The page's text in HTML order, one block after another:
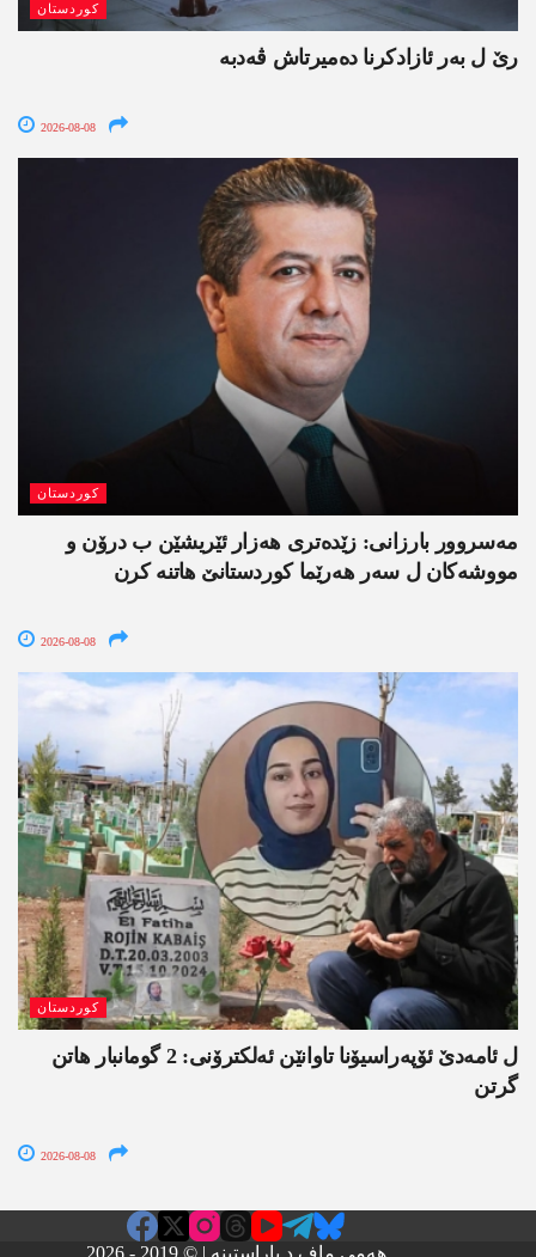
کوردستان
رێ ل بەر ئازادکرنا دەمیرتاش ڤەدبە
2026-08-08
کوردستان
مەسروور بارزانی: زێدەتری ھەزار ئێریشێن ب درۆن و
مووشەکان ل سەر ھەرێما کوردستانێ ھاتنە کرن
2026-08-08
کوردستان
ل ئامەدێ ئۆپەراسیۆنا تاوانێن ئەلکترۆنی: 2 گومانبار ھاتن
گرتن
2026-08-08